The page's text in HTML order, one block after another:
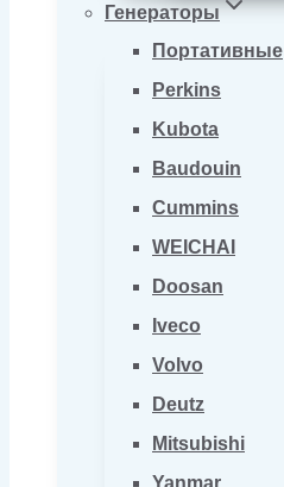
Генераторы
Портативные
Perkins
Kubota
Baudouin
Cummins
WEICHAI
Doosan
Iveco
Volvo
Deutz
Mitsubishi
Yanmar